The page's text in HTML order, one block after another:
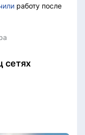
работу после
сетях